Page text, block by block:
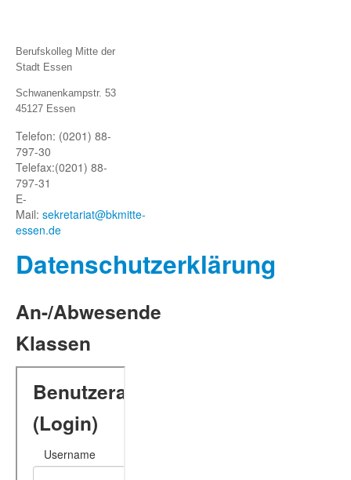
Berufskolleg Mitte der
Stadt Essen
Schwanenkampstr. 53
45127 Essen
Telefon: (0201) 88-
797-30
Telefax:(0201) 88-
797-31
E-
Mail: sekretariat@bkmitte-
essen.de
Datenschutzerklärung
An-/Abwesende
Klassen